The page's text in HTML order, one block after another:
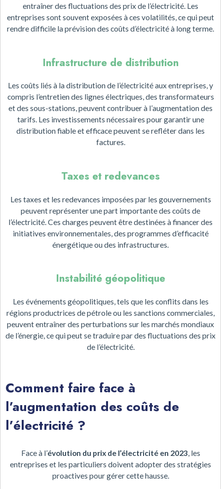
entraîner des fluctuations des prix de l’électricité. Les
entreprises sont souvent exposées à ces volatilités, ce qui peut
rendre difficile la prévision des coûts d’électricité à long terme.
Infrastructure de distribution
Les coûts liés à la distribution de l’électricité aux entreprises, y
compris l’entretien des lignes électriques, des transformateurs
et des sous-stations, peuvent contribuer à l’augmentation des
tarifs. Les investissements nécessaires pour garantir une
distribution fiable et efficace peuvent se refléter dans les
factures.
Taxes et redevances
Les taxes et les redevances imposées par les gouvernements
peuvent représenter une part importante des coûts de
l’électricité. Ces charges peuvent être destinées à financer des
initiatives environnementales, des programmes d’efficacité
énergétique ou des infrastructures.
Instabilité géopolitique
Les événements géopolitiques, tels que les conflits dans les
régions productrices de pétrole ou les sanctions commerciales,
peuvent entraîner des perturbations sur les marchés mondiaux
de l’énergie, ce qui peut se traduire par des fluctuations des prix
de l’électricité.
Comment faire face à
l’augmentation des coûts de
l’électricité ?
Face à l’évolution du prix de l’électricité en 2023, les
entreprises et les particuliers doivent adopter des stratégies
proactives pour gérer cette hausse.